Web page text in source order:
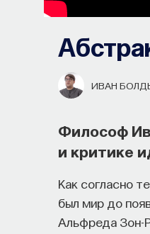
ИВАН
Философ
и критике
Как согласно
был мир до
Альфреда Зон-
Как